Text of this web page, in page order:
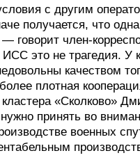
с другим
получается, что
говорит член-
это не трагедия. У
качеством
плотная
«Сколково»
принять во
военных